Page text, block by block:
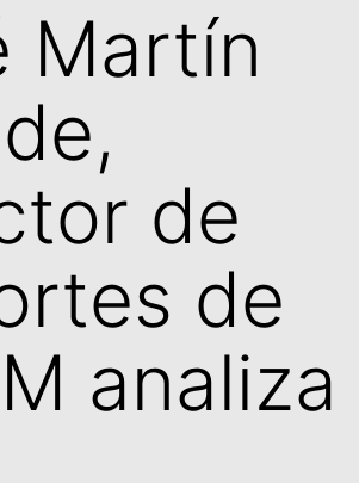
Martín
de
de
analiza